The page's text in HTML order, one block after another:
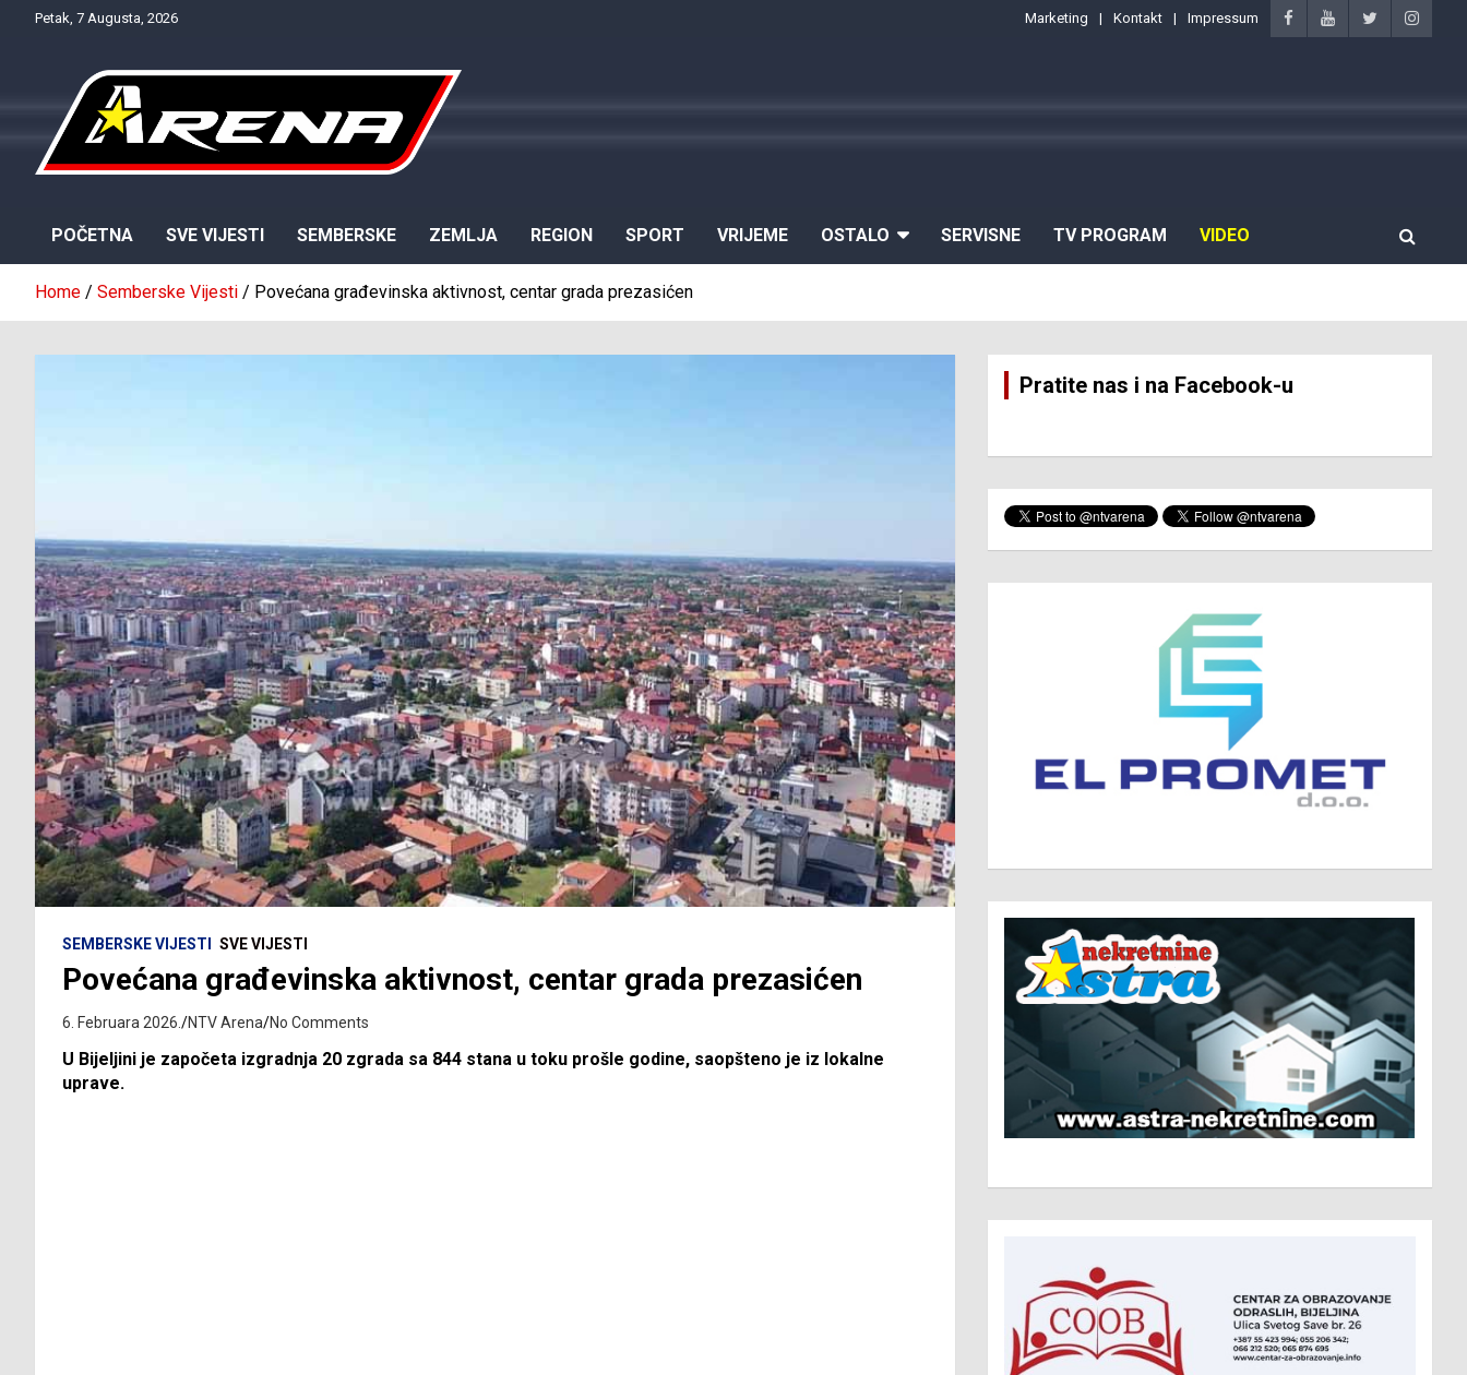
Petak, 7 Augusta, 2026 Marketing Kontakt Impressum
POČETNA SVE VIJESTI SEMBERSKE ZEMLJA REGION SPORT VRIJEME OSTALO SERVISNE TV PROGRAM VIDEO
Home Semberske Vijesti Povećana građevinska aktivnost, centar grada prezasićen
SEMBERSKE VIJESTI SVE VIJESTI
Povećana građevinska aktivnost, centar grada prezasićen
6. Februara 2026. NTV Arena No Comments
U Bijeljini je započeta izgradnja 20 zgrada sa 844 stana u toku prošle godine, saopšteno je iz lokalne
uprave.
Pratite nas i na Facebook-u